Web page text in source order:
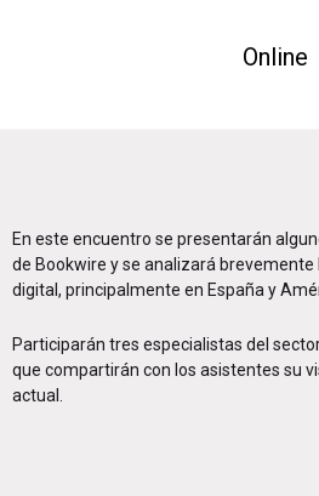
Online
En este encuentro se presentarán
de Bookwire y se analizará
digital, principalmente en España y
Participarán tres especialistas del
que compartirán con los asistentes su
actual.